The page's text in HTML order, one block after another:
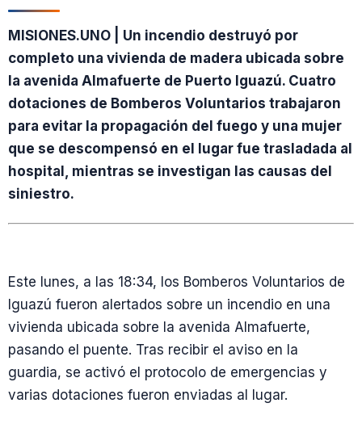
MISIONES.UNO | Un incendio destruyó por
completo una vivienda de madera ubicada sobre
la avenida Almafuerte de Puerto Iguazú. Cuatro
dotaciones de Bomberos Voluntarios trabajaron
para evitar la propagación del fuego y una mujer
que se descompensó en el lugar fue trasladada al
hospital, mientras se investigan las causas del
siniestro.
Este lunes, a las 18:34, los Bomberos Voluntarios de
Iguazú fueron alertados sobre un incendio en una
vivienda ubicada sobre la avenida Almafuerte,
pasando el puente. Tras recibir el aviso en la
guardia, se activó el protocolo de emergencias y
varias dotaciones fueron enviadas al lugar.